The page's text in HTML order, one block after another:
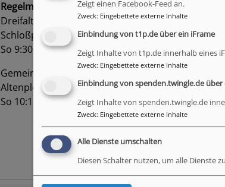
Regelmäßige Gottesdienstzeiten:
Dreifaltigkeitskirche
Schloßplatz, 95512 Neudrossenfeld
So 9:30 Uhr Hauptgottesdienst
Gemeindehaus Altenplos
Altenplos, 95500 Heinersreuth
So 10:15 Uhr Hauptgottesdienst (14-tägig)
Instagram
Zeigt einen Facebook-Feed an.
Zweck: Eingebettete externe Inhalte
Einbindung von t1p.de über ein iFrame
Zeigt Inhalte von t1p.de innerhalb eines
Zweck: Eingebettete externe Inhalte
Einbindung von spenden.twingle.de über
Zeigt Inhalte von spenden.twingle.de
Zweck: Eingebettete externe Inhalte
Alle Dienste umschalten
Diesen Schalter nutzen, um alle Dienste